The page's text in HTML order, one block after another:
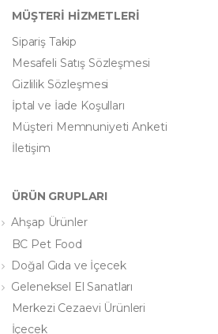
MÜŞTERİ HİZMETLERİ
Sipariş Takip
Mesafeli Satış Sözleşmesi
Gizlilik Sözleşmesi
İptal ve İade Koşulları
Müşteri Memnuniyeti Anketi
İletişim
ÜRÜN GRUPLARI
Ahşap Ürünler
BC Pet Food
Doğal Gıda ve İçecek
Geleneksel El Sanatları
Merkezi Cezaevi Ürünleri
İçecek